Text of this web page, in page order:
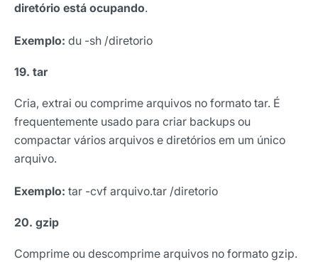
diretório está ocupando.
Exemplo: du -sh /diretorio
19. tar
Cria, extrai ou comprime arquivos no formato tar. É
frequentemente usado para criar backups ou
compactar vários arquivos e diretórios em um único
arquivo.
Exemplo: tar -cvf arquivo.tar /diretorio
20. gzip
Comprime ou descomprime arquivos no formato gzip.